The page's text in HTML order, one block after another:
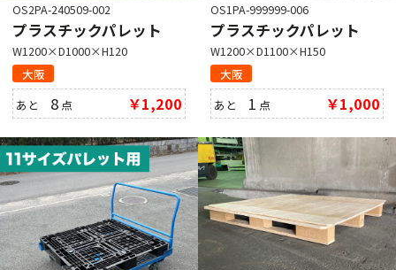
OS2PA-240509-002
プラスチックパレット
W1200×D1000×H120
大阪
あと 8 点 ￥1,200
OS1PA-999999-006
プラスチックパレット
W1200×D1100×H150
大阪
あと 1 点 ￥1,000